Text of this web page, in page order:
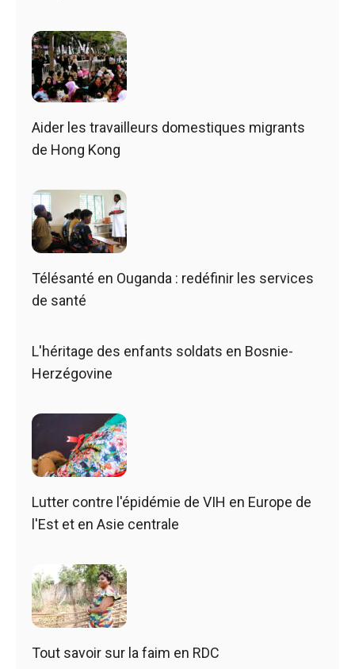
Aider les travailleurs domestiques migrants
de Hong Kong
Télésanté en Ouganda : redéfinir les services
de santé
L'héritage des enfants soldats en Bosnie-
Herzégovine
Lutter contre l'épidémie de VIH en Europe de
l'Est et en Asie centrale
Tout savoir sur la faim en RDC